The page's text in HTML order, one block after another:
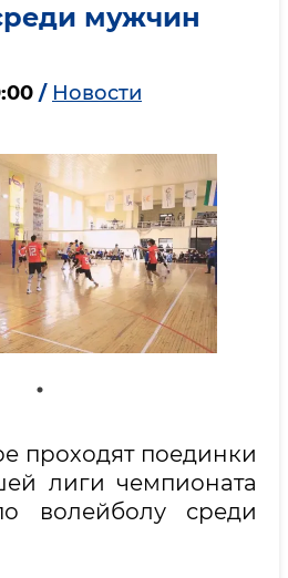
мужчин
/ Новости
проходят поединки
лиги чемпионата
волейболу среди